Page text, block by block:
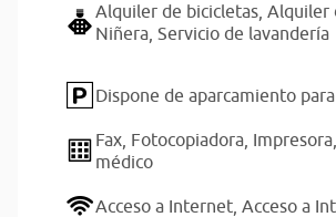
Alquiler de bicicletas, Alquiler
Niñera, Servicio de lavandería
Dispone de aparcamiento
Fax, Fotocopiadora, Impresora,
médico
Acceso a Internet, Acceso a